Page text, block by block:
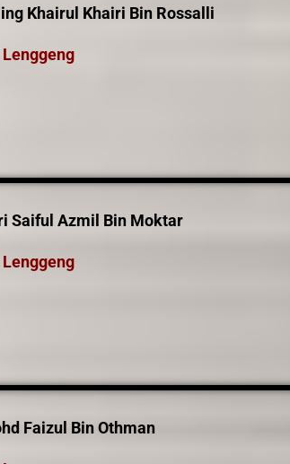
Khairul Khairi Bin Rossalli
Lenggeng
Saiful Azmil Bin Moktar
Lenggeng
Faizul Bin Othman